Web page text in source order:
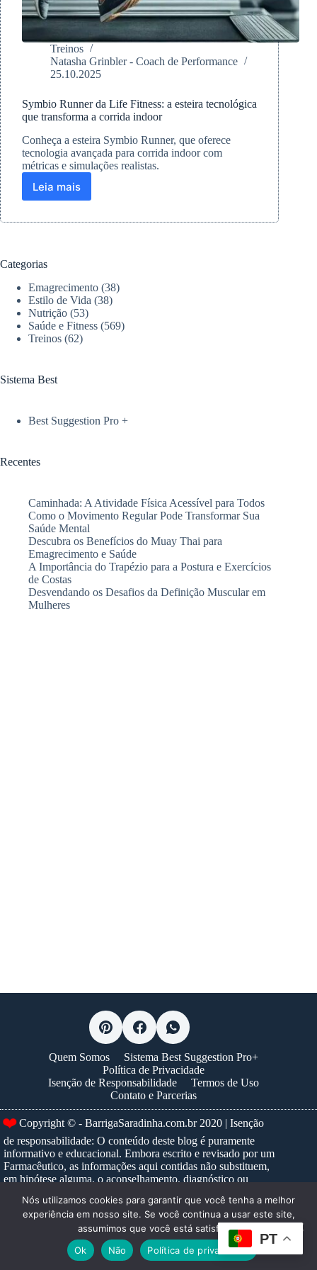
Treinos
Natasha Grinbler - Coach de Performance
25.10.2025
Symbio Runner da Life Fitness: a esteira tecnológica
que transforma a corrida indoor
Conheça a esteira Symbio Runner, que oferece
tecnologia avançada para corrida indoor com
métricas e simulações realistas.
Leia mais
Symbio
da
tecnológica
que
transforma
a
corrida
Categorias
Emagrecimento (38)
Estilo de Vida (38)
Nutrição (53)
Saúde e Fitness (569)
Treinos (62)
Sistema Best
Best Suggestion Pro +
Recentes
Caminhada: A Atividade Física Acessível para Todos
Como o Movimento Regular Pode Transformar Sua
Saúde Mental
Descubra os Benefícios do Muay Thai para
Emagrecimento e Saúde
A Importância do Trapézio para a Postura e Exercícios
de Costas
Desvendando os Desafios da Definição Muscular em
Mulheres
Quem Somos
Sistema Best Suggestion Pro+
Política de Privacidade
Isenção de Responsabilidade
Termos de Uso
Contato e Parcerias
❤️Copyright © - BarrigaSaradinha.com.br 2020 | Isenção
de responsabilidade: O conteúdo deste blog é puramente
informativo e educacional. Embora escrito e revisado por um
Farmacêutico, as informações aqui contidas não substituem,
em hipótese alguma, o aconselhamento, diagnóstico ou
médico ou adie a busca por um, devido a algo que tenha lido
neste site. Para prescrições e tratamentos específicos,
consulte sempre um profissional de saúde habilitado.Saiba
PT
Nós utilizamos cookies para garantir que você tenha a melhor
experiência em nosso site. Se você continua a usar este site,
assumimos que você está satisfeito.
Ok
Não Política de privacidade